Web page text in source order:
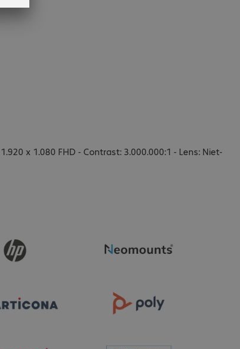
x 1.080 FHD - Contrast: 3.000.000:1 - Lens: Niet-